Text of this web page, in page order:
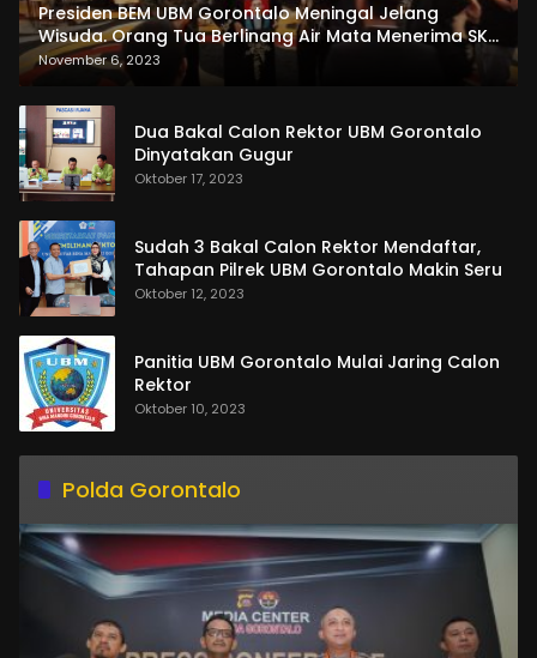
Presiden BEM UBM Gorontalo Meningal Jelang
Wisuda. Orang Tua Berlinang Air Mata Menerima SKL
dan Pemasangan Salempang
November 6, 2023
Dua Bakal Calon Rektor UBM Gorontalo
Dinyatakan Gugur
Oktober 17, 2023
Sudah 3 Bakal Calon Rektor Mendaftar,
Tahapan Pilrek UBM Gorontalo Makin Seru
Oktober 12, 2023
Panitia UBM Gorontalo Mulai Jaring Calon
Rektor
Oktober 10, 2023
Polda Gorontalo